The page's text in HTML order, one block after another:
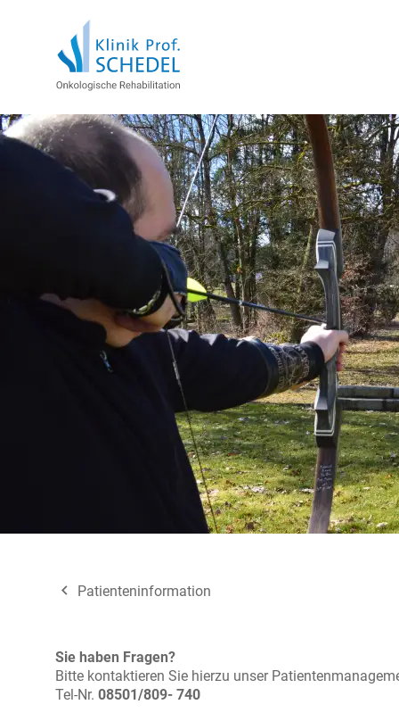
navigate_before Patienteninformation
Sie haben Fragen?
Bitte kontaktieren Sie hierzu unser
Tel-Nr. 08501/809- 740